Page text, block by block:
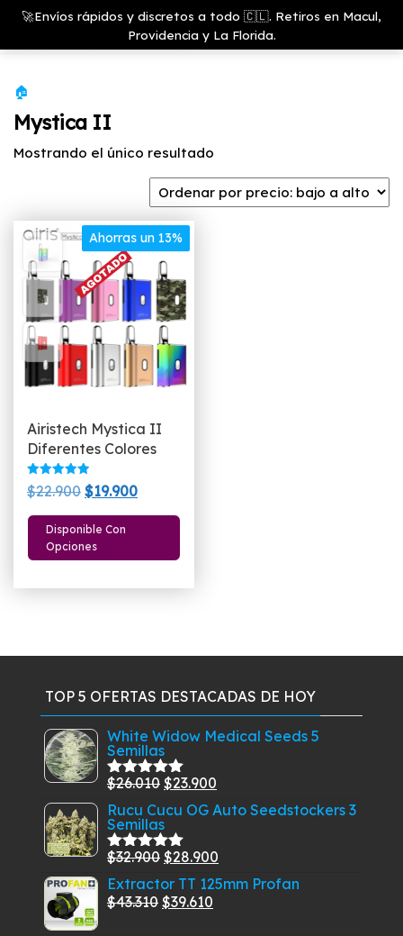
Saltar
contenido
🚀Envíos rápidos y discretos a todo 🇨🇱. Retiros en Macul,
Providencia y La Florida.
Growshop
& LED
Store
🏠
Mystica II
Mostrando el único resultado
Ahorras un 13%
Airistech Mystica II
Diferentes Colores
Valorado
con
de 5
$22.900 El
precio
original
era:
$19.900El
precio
es:
Disponible Con
Opciones
pueden
elegir
en
página
de
TOP 5 OFERTAS DESTACADAS DE HOY
White Widow Medical Seeds 5
Semillas
Valorado
con
5.00
5
$26.010 El
precio
original
era:
$23.900
precio
es:
Rucu Cucu OG Auto Seedstockers 3
Semillas
Valorado
con
de
5
$32.900 El
precio
original
$28.900
precio
Extractor TT 125mm Profan
$43.310 El
$39.610